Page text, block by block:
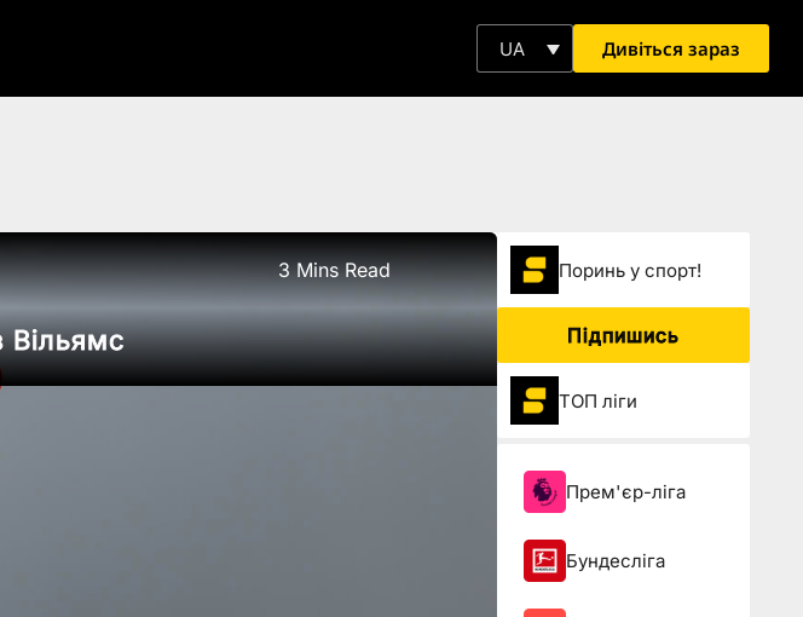
UA Дивіться зараз
3 Mins Read
Вільямс
Поринь у спорт!
Підпишись
ТОП ліги
Прем'єр-ліга
Бундесліга